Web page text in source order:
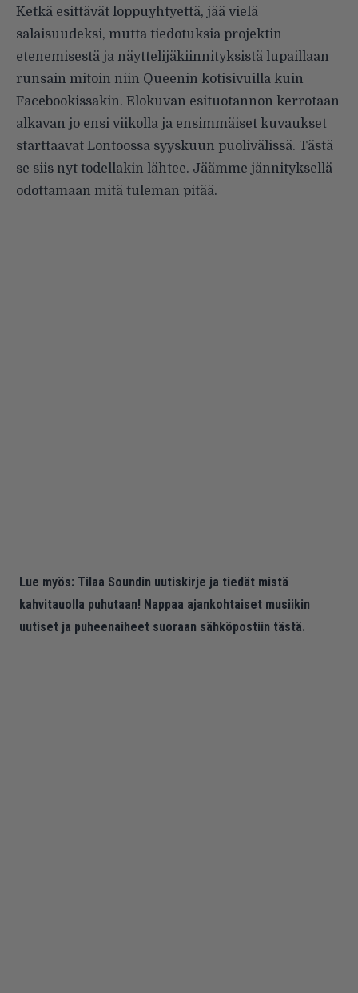
Ketkä esittävät loppuyhtyettä, jää vielä
salaisuudeksi, mutta tiedotuksia projektin
etenemisestä ja näyttelijäkiinnityksistä lupaillaan
runsain mitoin niin Queenin kotisivuilla kuin
Facebookissakin. Elokuvan esituotannon kerrotaan
alkavan jo ensi viikolla ja ensimmäiset kuvaukset
starttaavat Lontoossa syyskuun puolivälissä. Tästä
se siis nyt todellakin lähtee. Jäämme jännityksellä
odottamaan mitä tuleman pitää.
Lue myös: Tilaa Soundin uutiskirje ja tiedät mistä
kahvitauolla puhutaan! Nappaa ajankohtaiset musiikin
uutiset ja puheenaiheet suoraan sähköpostiin tästä.